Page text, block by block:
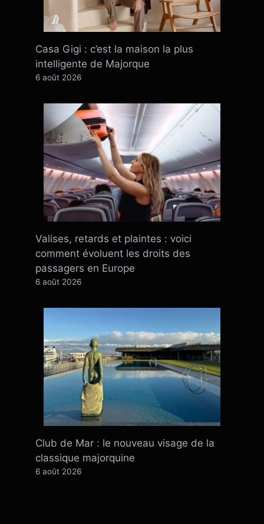
Casa Gigi : c’est la maison la plus
intelligente de Majorque
6 août 2026
Valises, retards et plaintes : voici
comment évoluent les droits des
passagers en Europe
6 août 2026
Club de Mar : le nouveau visage de la
classique majorquine
6 août 2026